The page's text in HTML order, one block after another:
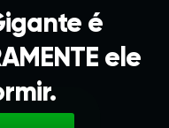
é
ele